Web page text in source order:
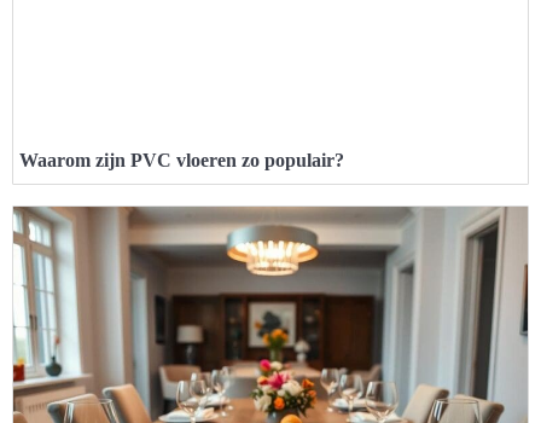
Waarom zijn PVC vloeren zo populair?